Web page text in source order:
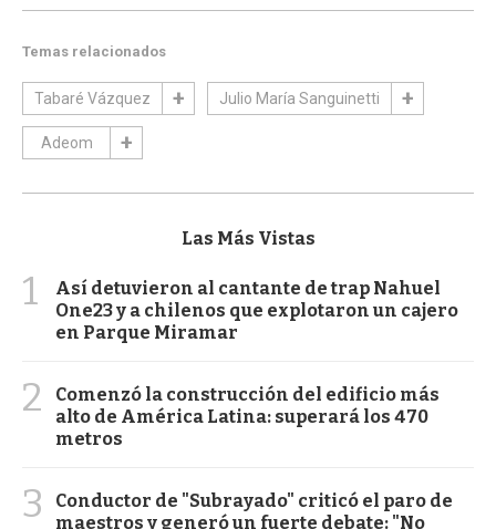
Temas relacionados
Tabaré Vázquez Julio María Sanguinetti
Adeom
Las Más Vistas
1
Así detuvieron al cantante de trap Nahuel
One23 y a chilenos que explotaron un cajero
en Parque Miramar
2
Comenzó la construcción del edificio más
alto de América Latina: superará los 470
metros
3
Conductor de "Subrayado" criticó el paro de
maestros y generó un fuerte debate: "No